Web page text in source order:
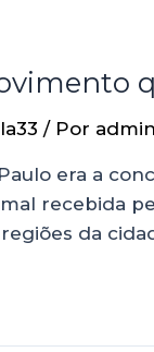
/ Por admin
era a
recebida
da